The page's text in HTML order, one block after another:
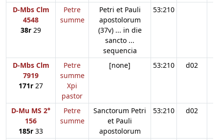
D-Mbs Clm
4548
38r 29
Petre
summe
Petri et Pauli
apostolorum
(37v) ... in die
sancto ...
sequencia
53:210
D-Mbs Clm
7919
171r 27
Petre
summe
Xpi
pastor
[none] 53:210 d02
D-Mu MS 2°
156
185r 33
Petre
summe
Sanctorum Petri
et Pauli
apostolorum
53:210 d02